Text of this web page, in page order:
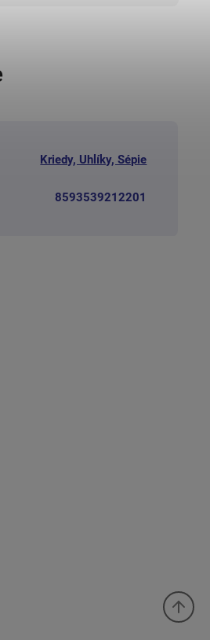
Kriedy, Uhlíky, Sépie
8593539212201